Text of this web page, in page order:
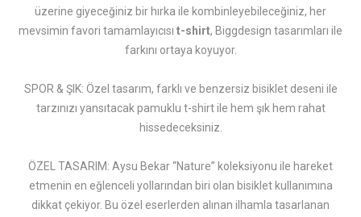
üzerine giyeceğiniz bir hırka ile kombinleyebileceğiniz, her
mevsimin favori tamamlayıcısı t-shirt, Biggdesign tasarımları ile
farkını ortaya koyuyor.
SPOR & ŞIK: Özel tasarım, farklı ve benzersiz bisiklet deseni ile
tarzınızı yansıtacak pamuklu t-shirt ile hem şık hem rahat
hissedeceksiniz.
ÖZEL TASARIM: Aysu Bekar “Nature” koleksiyonu ile hareket
etmenin en eğlenceli yollarından biri olan bisiklet kullanımına
dikkat çekiyor. Bu özel eserlerden alınan ilhamla tasarlanan